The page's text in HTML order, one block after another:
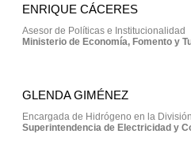
ENRIQUE CÁCERES
Asesor de Políticas e Institucionalidad
Ministerio de Economía, Fomento y
GLENDA GIMÉNEZ
Encargada de Hidrógeno en la
Superintendencia de Electricidad y